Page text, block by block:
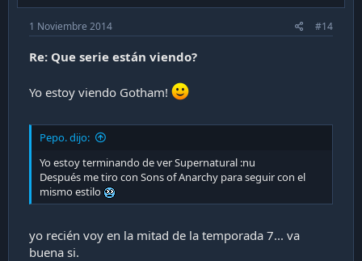
1 Noviembre 2014 #14
Re: Que serie están viendo?
Yo estoy viendo Gotham!
Pepo. dijo:
Yo estoy terminando de ver Supernatural :nu
Después me tiro con Sons of Anarchy para seguir con el
mismo estilo
yo recién voy en la mitad de la temporada 7... va
buena si.